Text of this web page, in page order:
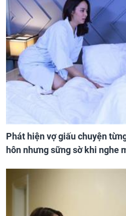
Phát hiện vợ giấu chuyện
hôn nhưng sững sờ khi nghe